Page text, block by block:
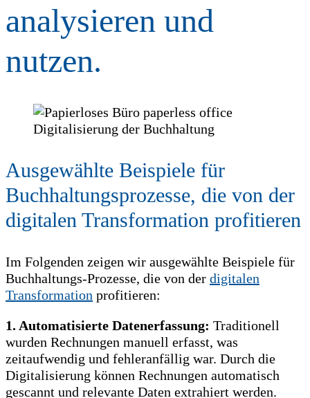
analysieren und
nutzen.
Digitalisierung der Buchhaltung
Ausgewählte Beispiele für
Buchhaltungsprozesse, die von der
digitalen Transformation profitieren
Im Folgenden zeigen wir ausgewählte Beispiele für
Buchhaltungs-Prozesse, die von der digitalen
Transformation profitieren:
1. Automatisierte Datenerfassung: Traditionell
wurden Rechnungen manuell erfasst, was
zeitaufwendig und fehleranfällig war. Durch die
Digitalisierung können Rechnungen automatisch
gescannt und relevante Daten extrahiert werden.